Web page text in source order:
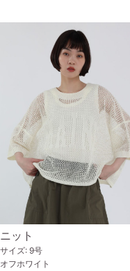
ニット
サイズ: 9号
オフホワイト